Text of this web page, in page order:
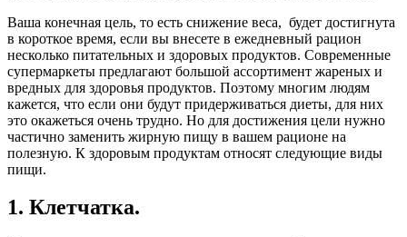
Ваша конечная цель, то есть снижение веса, будет достигнута
в короткое время, если вы внесете в ежедневный рацион
несколько питательных и здоровых продуктов. Современные
супермаркеты предлагают большой ассортимент жареных и
вредных для здоровья продуктов. Поэтому многим людям
кажется, что если они будут придерживаться диеты, для них
это окажеться очень трудно. Но для достижения цели нужно
частично заменить жирную пищу в вашем рационе на
полезную. К здоровым продуктам относят следующие виды
пищи.
1. Клетчатка.